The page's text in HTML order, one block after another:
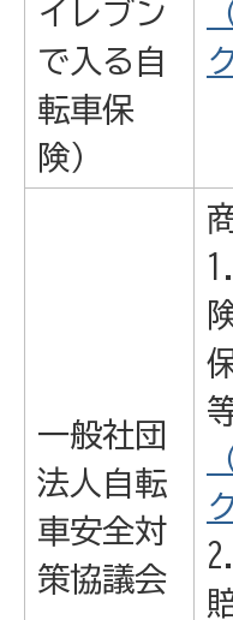
イレブン
で入る自
転車保
険）
一般社団
法人自転
車安全対
策協議会